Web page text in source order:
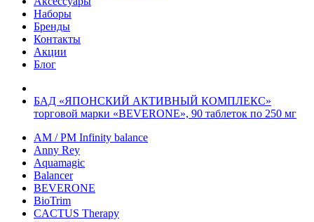
Наборы
Бренды
Контакты
Акции
Блог
БАД «ЯПОНСКИЙ АКТИВНЫЙ КОМПЛЕКС»
торговой марки «BEVERONE», 90 таблеток по 250 мг
AM / PM Infinity balance
Anny Rey
Aquamagic
Balancer
BEVERONE
BioTrim
CACTUS Therapy